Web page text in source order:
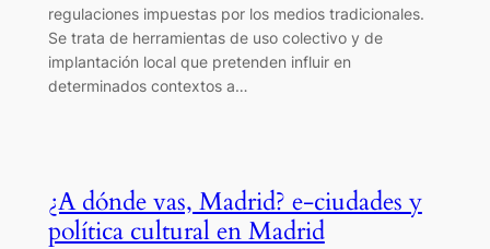
regulaciones impuestas por los medios tradicionales.
Se trata de herramientas de uso colectivo y de
implantación local que pretenden influir en
determinados contextos a…
¿A dónde vas, Madrid? e-ciudades y
política cultural en Madrid